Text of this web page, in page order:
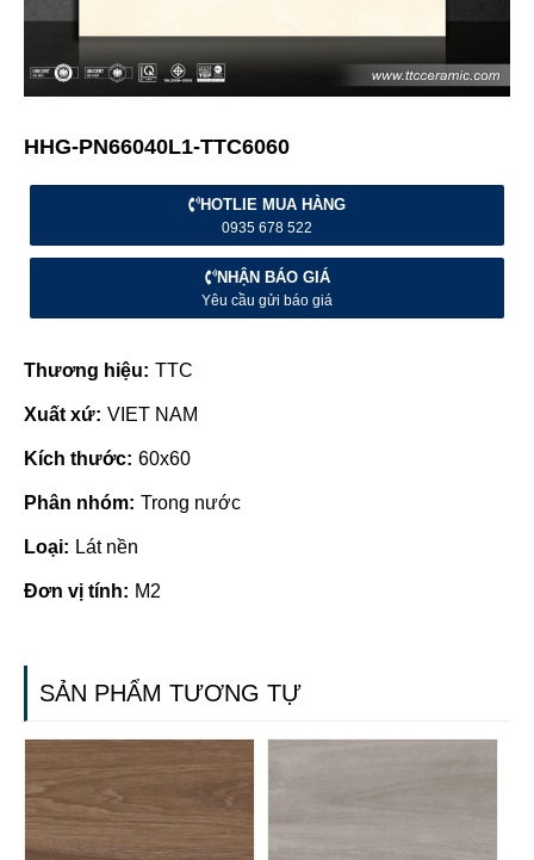
HHG-PN66040L1-TTC6060
HOTLIE MUA HÀNG
0935 678 522
NHẬN BÁO GIÁ
Yêu cầu gửi báo giá
Thương hiệu: TTC
Xuất xứ: VIET NAM
Kích thước: 60x60
Phân nhóm: Trong nước
Loại: Lát nền
Đơn vị tính: M2
SẢN PHẨM TƯƠNG TỰ